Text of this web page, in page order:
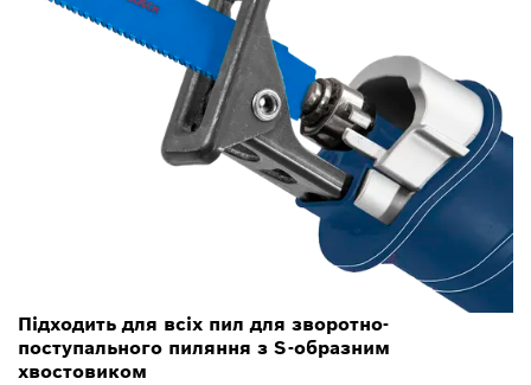
Підходить для всіх пил для зворотно-
поступального пиляння з S-образним
хвостовиком